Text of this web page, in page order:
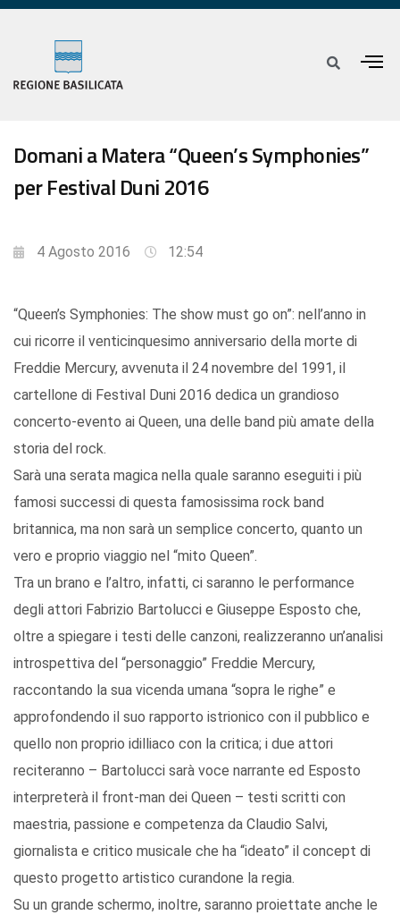
Domani a Matera “Queen’s Symphonies”
per Festival Duni 2016
4 Agosto 2016 12:54
“Queen’s Symphonies: The show must go on”: nell’anno in
cui ricorre il venticinquesimo anniversario della morte di
Freddie Mercury, avvenuta il 24 novembre del 1991, il
cartellone di Festival Duni 2016 dedica un grandioso
concerto-evento ai Queen, una delle band più amate della
storia del rock.
Sarà una serata magica nella quale saranno eseguiti i più
famosi successi di questa famosissima rock band
britannica, ma non sarà un semplice concerto, quanto un
vero e proprio viaggio nel “mito Queen”.
Tra un brano e l’altro, infatti, ci saranno le performance
degli attori Fabrizio Bartolucci e Giuseppe Esposto che,
oltre a spiegare i testi delle canzoni, realizzeranno un’analisi
introspettiva del “personaggio” Freddie Mercury,
raccontando la sua vicenda umana “sopra le righe” e
approfondendo il suo rapporto istrionico con il pubblico e
quello non proprio idilliaco con la critica; i due attori
reciteranno – Bartolucci sarà voce narrante ed Esposto
interpreterà il front-man dei Queen – testi scritti con
maestria, passione e competenza da Claudio Salvi,
giornalista e critico musicale che ha “ideato” il concept di
questo progetto artistico curandone la regia.
Su un grande schermo, inoltre, saranno proiettate anche le